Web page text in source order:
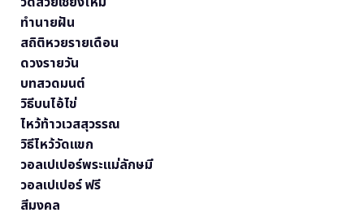
ทำนายฝัน
สถิติหวยรายเดือน
ดวงรายวัน
บทสวดมนต์
วิธีบนไอ้ไข่
ไหว้ท้าวเวสสุวรรณ
วิธีไหว้วัดแขก
วอลเปเปอร์พระแม่ลักษมี
วอลเปเปอร์ ฟรี
สีมงคล